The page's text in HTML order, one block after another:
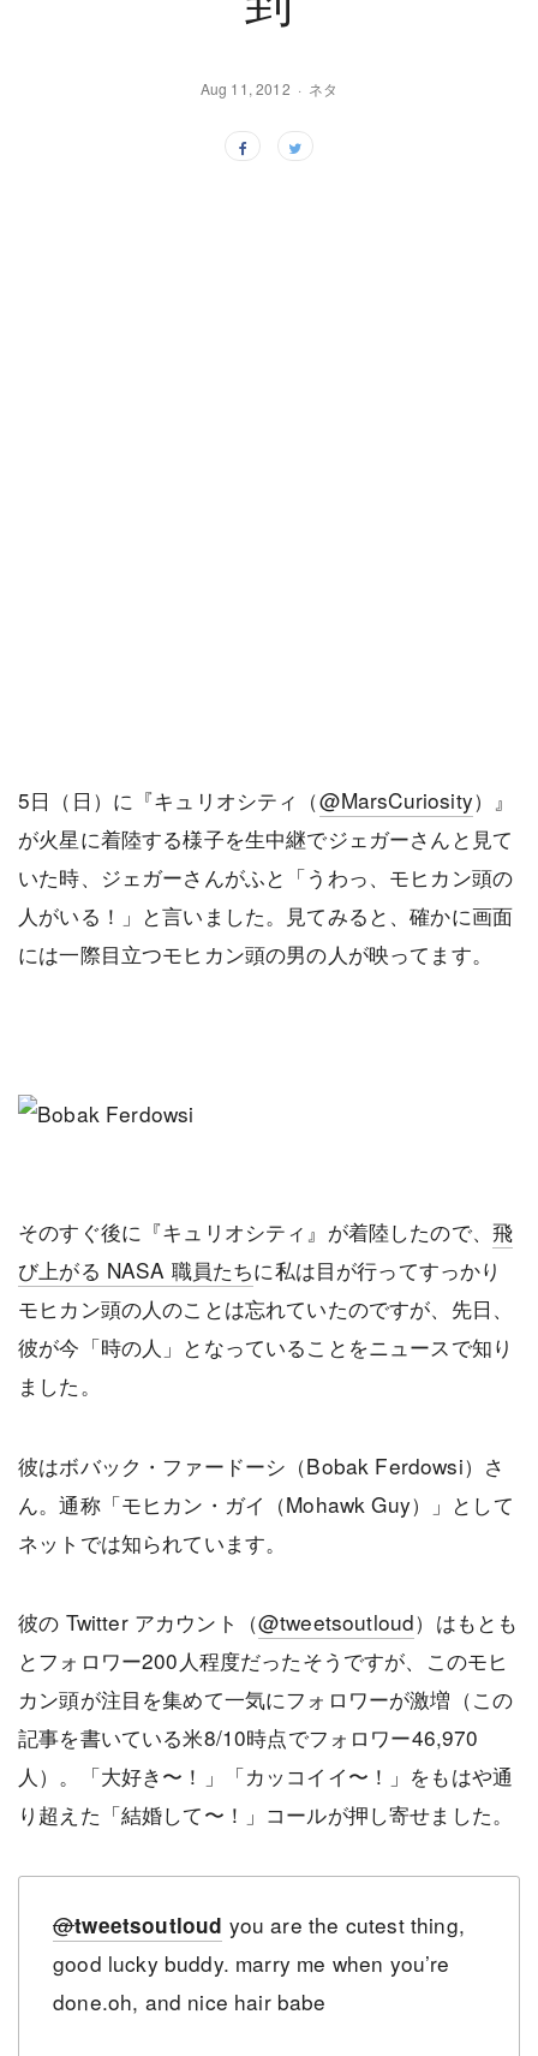
Aug 11, 2012 ネタ
5日（日）に『キュリオシティ（@MarsCuriosity）』
が火星に着陸する様子を生中継でジェガーさんと見て
いた時、ジェガーさんがふと「うわっ、モヒカン頭の
人がいる！」と言いました。見てみると、確かに画面
には一際目立つモヒカン頭の男の人が映ってます。
そのすぐ後に『キュリオシティ』が着陸したので、 飛
び上がる NASA 職員たちに私は目が行ってすっかり
モヒカン頭の人のことは忘れていたのですが、先日、
彼が今「時の人」となっていることをニュースで知り
ました。
彼はボバック・ファードーシ（Bobak Ferdowsi）さ
ん。通称「モヒカン・ガイ（Mohawk Guy）」として
ネットでは知られています。
彼の Twitter アカウント（@tweetsoutloud）はもとも
とフォロワー200人程度だったそうですが、このモヒ
カン頭が注目を集めて一気にフォロワーが激増（この
記事を書いている米8/10時点でフォロワー46,970
人）。「大好き〜！」「カッコイイ〜！」をもはや通
り超えた「結婚して〜！」コールが押し寄せました。
@tweetsoutloud you are the cutest thing,
good lucky buddy. marry me when you’re
done.oh, and nice hair babe